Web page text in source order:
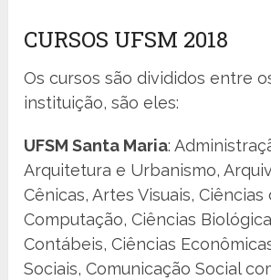
CURSOS UFSM 2018
Os cursos são divididos entre
instituição, são eles:
UFSM Santa Maria:
Arquitetura e Urbanismo,
Cênicas, Artes Visuais, Ciências
Computação, Ciências
Contábeis, Ciências
Sociais, Comunicação Social